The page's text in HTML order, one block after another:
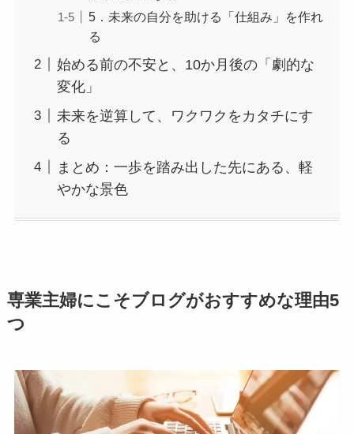
5．未来の自分を助ける「仕組み」を作れ
る
始める前の不安と、10か月後の「劇的な
変化」
未来を逆算して、ワクワクをカタチにす
る
まとめ：一歩を踏み出した先にある、軽
やかな景色
専業主婦にこそブログがおすすめな理由5
つ